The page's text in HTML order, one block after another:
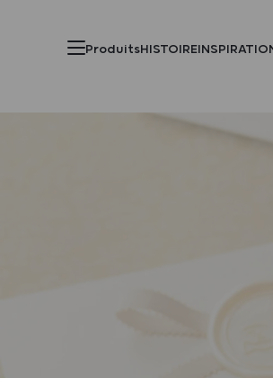
ProduitsHISTOIRE